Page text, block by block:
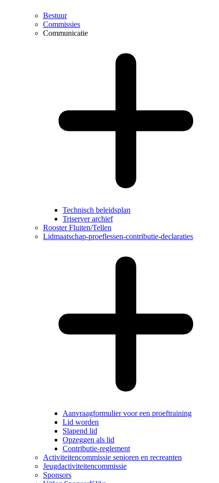
Bestuur
Commissies
Communicatie
Technisch beleidsplan
Triserver archief
Rooster Fluiten/Tellen
Lidmaatschap-proeflessen-contributie-declaraties
Aanvraagformulier voor een proeftraining
Lid worden
Slapend lid
Opzeggen als lid
Contributie-reglement
Activiteitencommissie senioren en recreanten
Jeugdactiviteitencommissie
Sponsors